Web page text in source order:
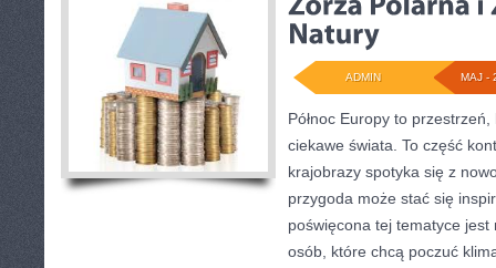
MAJ -
ADMIN
Północ Europy to
ciekawe świata. To część
krajobrazy spotyka się z
przygoda może stać się
poświęcona tej tematyce jest
osób, które chcą poczuć